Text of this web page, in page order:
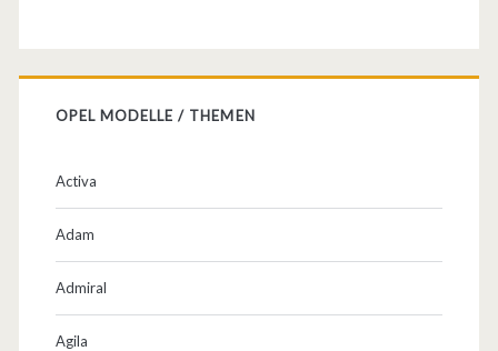
OPEL MODELLE / THEMEN
Activa
Adam
Admiral
Agila